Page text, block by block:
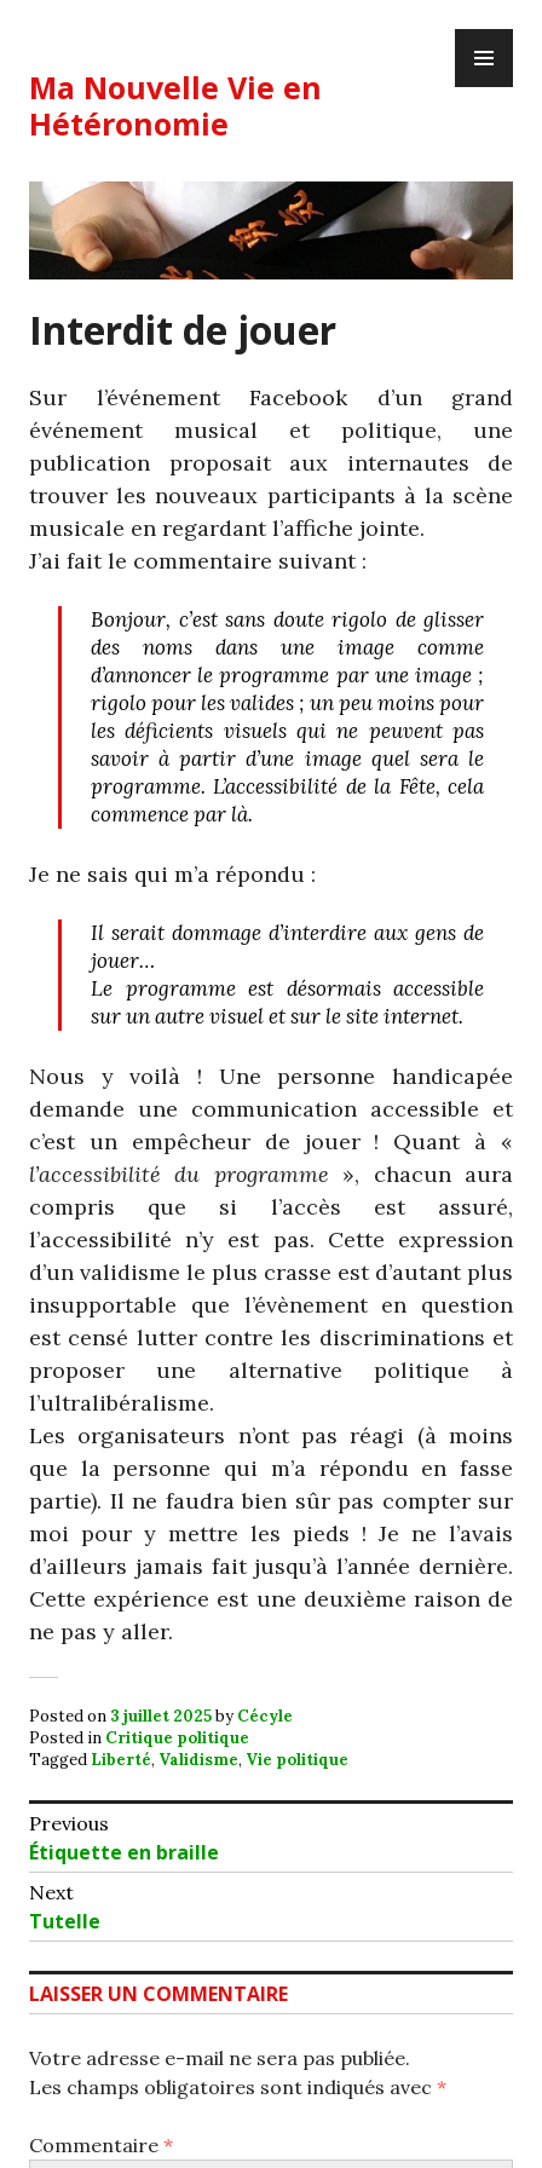
content
Ma Nouvelle Vie en
Hétéronomie
Interdit de jouer
Sur l’événement Facebook d’un grand
événement musical et politique, une
publication proposait aux internautes de
trouver les nouveaux participants à la scène
musicale en regardant l’affiche jointe.
J’ai fait le commentaire suivant :
Bonjour, c’est sans doute rigolo de glisser
des noms dans une image comme
d’annoncer le programme par une image ;
rigolo pour les valides ; un peu moins pour
les déficients visuels qui ne peuvent pas
savoir à partir d’une image quel sera le
programme. L’accessibilité de la Fête, cela
commence par là.
Je ne sais qui m’a répondu :
Il serait dommage d’interdire aux gens de
jouer…
Le programme est désormais accessible
sur un autre visuel et sur le site internet.
Nous y voilà ! Une personne handicapée
demande une communication accessible et
c’est un empêcheur de jouer ! Quant à «
l’accessibilité du programme », chacun aura
compris que si l’accès est assuré,
l’accessibilité n’y est pas. Cette expression
d’un validisme le plus crasse est d’autant plus
insupportable que l’évènement en question
est censé lutter contre les discriminations et
proposer une alternative politique à
l’ultralibéralisme.
Les organisateurs n’ont pas réagi (à moins
que la personne qui m’a répondu en fasse
partie). Il ne faudra bien sûr pas compter sur
moi pour y mettre les pieds ! Je ne l’avais
d’ailleurs jamais fait jusqu’à l’année dernière.
Cette expérience est une deuxième raison de
ne pas y aller.
Posted on 3 juillet 2025byCécyle
Posted in Critique politique
Tagged Liberté, Validisme, Vie politique
Navigation
de
l’article
Previous
Previous
post:
Étiquette en braille
Next
Next
post:
Tutelle
LAISSER UN COMMENTAIRE
Votre adresse e-mail ne sera pas publiée.
Les champs obligatoires sont indiqués avec *
Commentaire *